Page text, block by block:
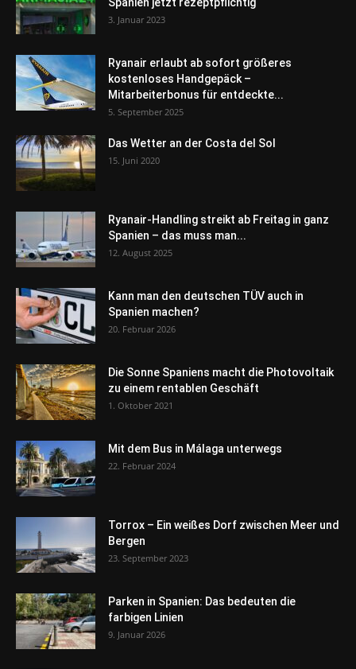
Spanien jetzt rezeptpflichtig
3. Januar 2023
Ryanair erlaubt ab sofort größeres
kostenloses Handgepäck –
Mitarbeiterbonus für entdeckte...
5. September 2025
Das Wetter an der Costa del Sol
15. Juni 2020
Ryanair-Handling streikt ab Freitag in ganz
Spanien – das muss man...
12. August 2025
Kann man den deutschen TÜV auch in
Spanien machen?
20. Februar 2026
Die Sonne Spaniens macht die Photovoltaik
zu einem rentablen Geschäft
1. Oktober 2021
Mit dem Bus in Málaga unterwegs
22. Februar 2024
Torrox – Ein weißes Dorf zwischen Meer und
Bergen
23. September 2023
Parken in Spanien: Das bedeuten die
farbigen Linien
9. Januar 2026